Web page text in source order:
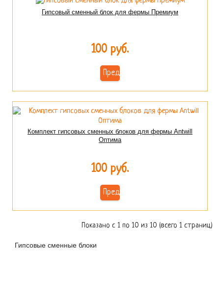
Гипсовый сменный блок для фермы Премиум
100 руб.
Предзаказ
Комплект гипсовых сменных блоков для фермы Antwill
Оптима
100 руб.
Предзаказ
Показано с 1 по 10 из 10 (всего 1 страниц)
Гипсовые сменные блоки